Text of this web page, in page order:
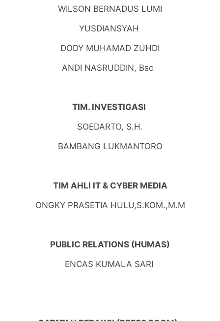
WILSON BERNADUS LUMI
YUSDIANSYAH
DODY MUHAMAD ZUHDI
ANDI NASRUDDIN, Bsc
TIM. INVESTIGASI
SOEDARTO, S.H.
BAMBANG LUKMANTORO
TIM AHLI IT & CYBER MEDIA
ONGKY PRASETIA HULU,S.KOM.,M.M
PUBLIC RELATIONS (HUMAS)
ENCAS KUMALA SARI